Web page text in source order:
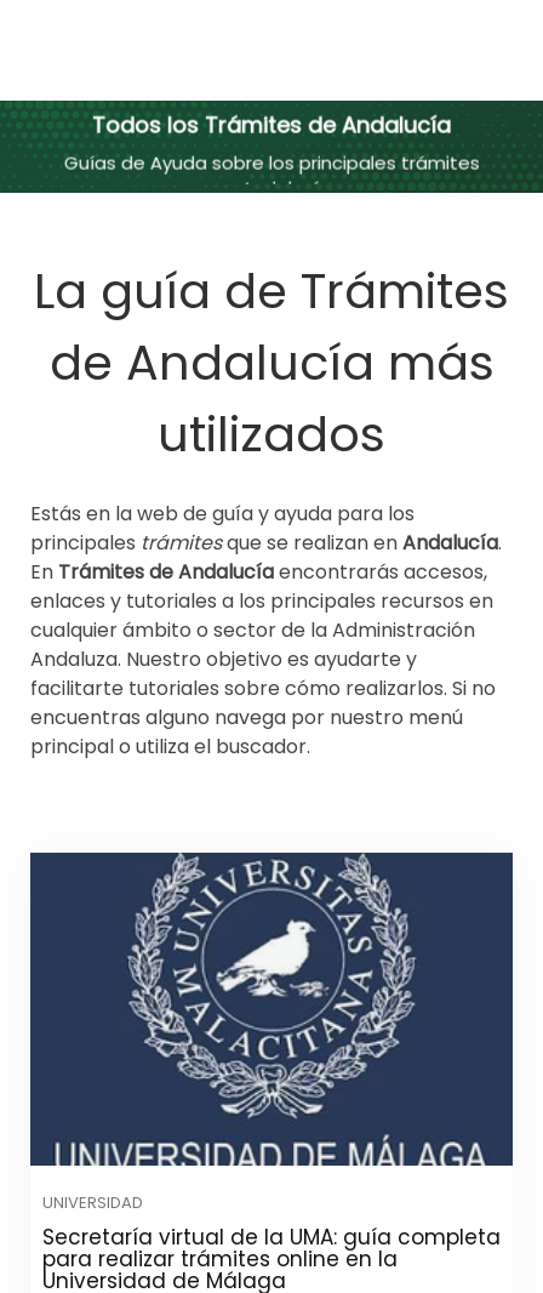
Todos los Trámites de Andalucía
Guías de Ayuda sobre los principales trámites
en Andalucía
La guía de Trámites
de Andalucía más
utilizados
Estás en la web de guía y ayuda para los
principales trámitesque se realizan enAndalucía.
En Trámites de Andalucíaencontrarás accesos,
enlaces y tutoriales a los principales recursos en
cualquier ámbito o sector de la Administración
Andaluza. Nuestro objetivo es ayudarte y
facilitarte tutoriales sobre cómo realizarlos. Si no
encuentras alguno navega por nuestro menú
principal o utiliza el buscador.
UNIVERSIDAD
Secretaría virtual de la UMA: guía completa
para realizar trámites online en la
Universidad de Málaga